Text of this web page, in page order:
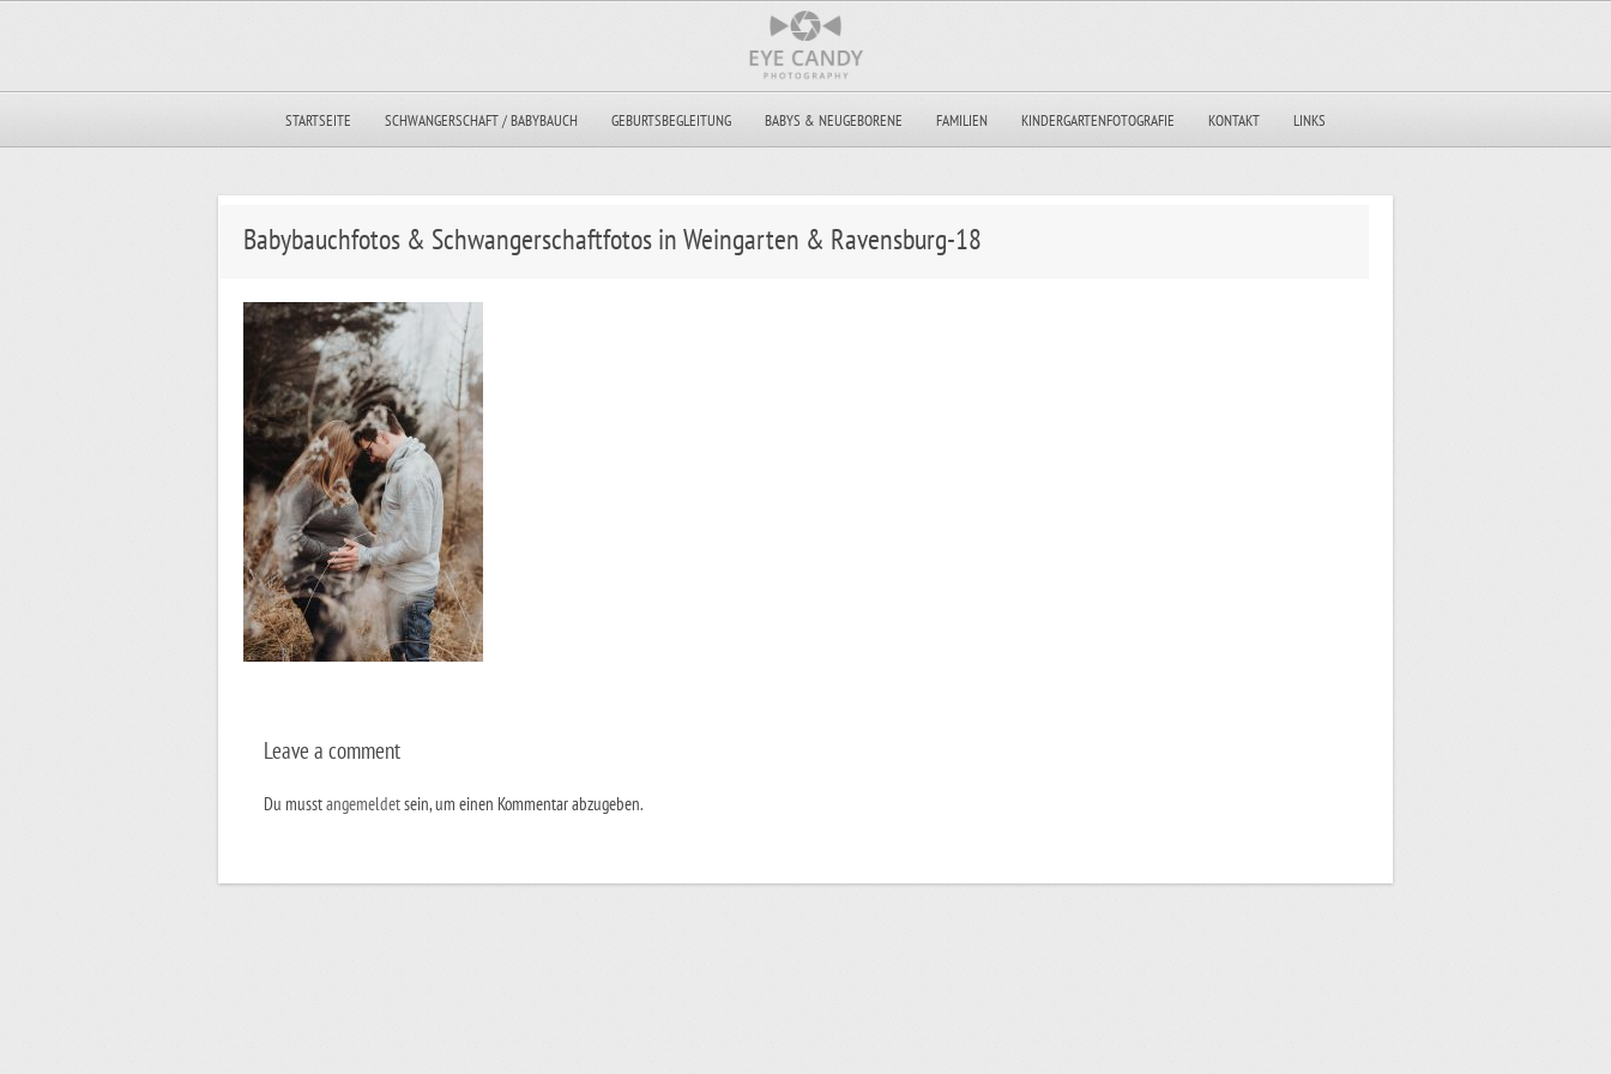
STARTSEITE SCHWANGERSCHAFT / BABYBAUCH GEBURTSBEGLEITUNG BABYS & NEUGEBORENE FAMILIEN KINDERGARTENFOTOGRAFIE KONTAKT LINKS
Babybauchfotos & Schwangerschaftfotos in Weingarten & Ravensburg-18
Leave a comment
Du musstangemeldetsein, um einen Kommentar abzugeben.